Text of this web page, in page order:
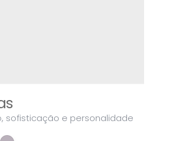
sofisticação e personalidade